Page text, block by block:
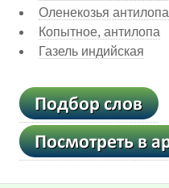
Оленекозья антилопа
Копытное, антилопа
Газель индийская